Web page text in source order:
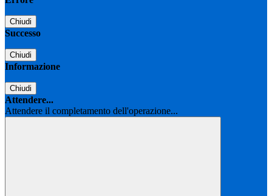
Chiudi
Successo
Chiudi
Informazione
Chiudi
Attendere...
Attendere il completamento dell'operazione...